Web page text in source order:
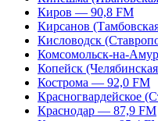
Киров — 90,8 FM
Кирсанов
Кисловодск
Комсомольск-на-
Копейск
Кострома — 92,0 FM
Красногвардейское
Краснодар — 87,9 FM